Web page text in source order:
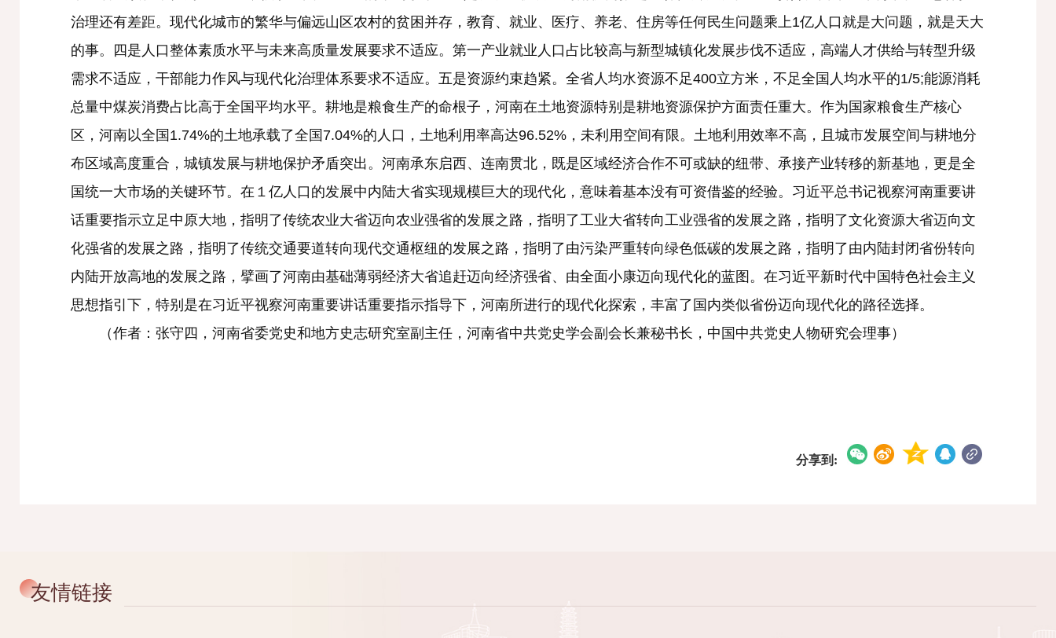
治理还有差距。现代化城市的繁华与偏远山区农村的贫困并存，教育、就业、医疗、养老、住房等任何民生问题乘上1亿人口就是大问题，就是天大
的事。四是人口整体素质水平与未来高质量发展要求不适应。第一产业就业人口占比较高与新型城镇化发展步伐不适应，高端人才供给与转型升级
需求不适应，干部能力作风与现代化治理体系要求不适应。五是资源约束趋紧。全省人均水资源不足400立方米，不足全国人均水平的1/5;能源消耗
总量中煤炭消费占比高于全国平均水平。耕地是粮食生产的命根子，河南在土地资源特别是耕地资源保护方面责任重大。作为国家粮食生产核心
区，河南以全国1.74%的土地承载了全国7.04%的人口，土地利用率高达96.52%，未利用空间有限。土地利用效率不高，且城市发展空间与耕地分
布区域高度重合，城镇发展与耕地保护矛盾突出。河南承东启西、连南贯北，既是区域经济合作不可或缺的纽带、承接产业转移的新基地，更是全
国统一大市场的关键环节。在１亿人口的发展中内陆大省实现规模巨大的现代化，意味着基本没有可资借鉴的经验。习近平总书记视察河南重要讲
话重要指示立足中原大地，指明了传统农业大省迈向农业强省的发展之路，指明了工业大省转向工业强省的发展之路，指明了文化资源大省迈向文
化强省的发展之路，指明了传统交通要道转向现代交通枢纽的发展之路，指明了由污染严重转向绿色低碳的发展之路，指明了由内陆封闭省份转向
内陆开放高地的发展之路，擘画了河南由基础薄弱经济大省追赶迈向经济强省、由全面小康迈向现代化的蓝图。在习近平新时代中国特色社会主义
思想指引下，特别是在习近平视察河南重要讲话重要指示指导下，河南所进行的现代化探索，丰富了国内类似省份迈向现代化的路径选择。
（作者：张守四，河南省委党史和地方史志研究室副主任，河南省中共党史学会副会长兼秘书长，中国中共党史人物研究会理事）
分享到:
友情链接